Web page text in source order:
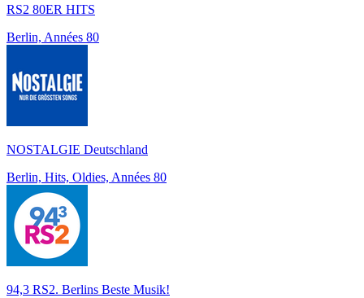
RS2 80ER HITS
Berlin, Années 80
NOSTALGIE Deutschland
Berlin, Hits, Oldies, Années 80
94,3 RS2. Berlins Beste Musik!